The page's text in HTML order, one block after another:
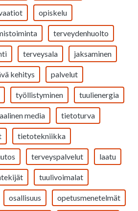
opiskelu
terveydenhuolto
terveysala jaksaminen
kehitys palvelut
työllistyminen tuulienergia
media tietoturva
tietotekniikka
terveyspalvelut laatu
tuulivoimalat
osallisuus opetusmenetelmät